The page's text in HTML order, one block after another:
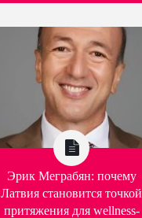
Эрик Меграбян: почему
Латвия становится точкой
притяжения для wellness-